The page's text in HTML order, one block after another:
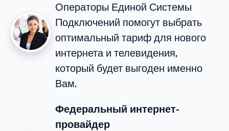
Операторы Единой Системы
Подключений помогут выбрать
оптимальный тариф для нового
интернета и телевидения,
который будет выгоден именно
Вам.
Федеральный интернет-
провайдер